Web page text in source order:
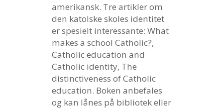
amerikansk. Tre artikler om
den katolske skoles identitet
er spesielt interessante: What
makes a school Catholic?,
Catholic education and
Catholic identity, The
distinctiveness of Catholic
education. Boken anbefales
og kan lånes på bibliotek eller